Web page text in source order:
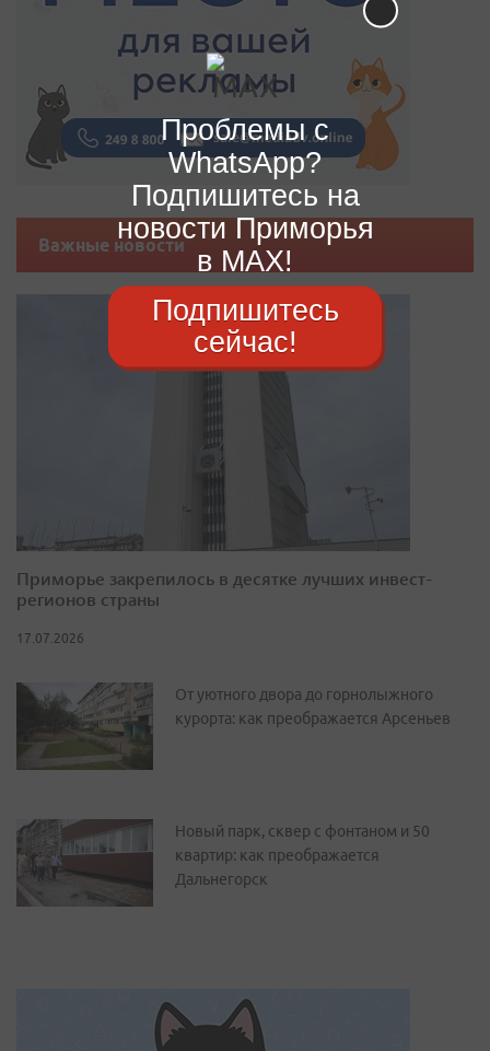
Важные новости
Приморье закрепилось в десятке лучших инвест-
регионов страны
17.07.2026
От уютного двора до горнолыжного
курорта: как преображается Арсеньев
Новый парк, сквер с фонтаном и 50
квартир: как преображается
Дальнегорск
Проблемы с
WhatsApp?
Подпишитесь на
новости Приморья
в MAX!
Подпишитесь
сейчас!